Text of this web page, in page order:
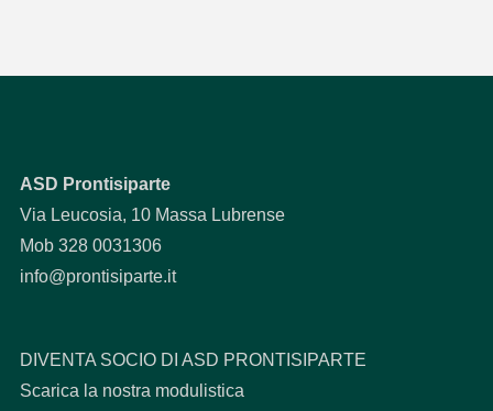
ASD Prontisiparte
Via Leucosia, 10 Massa Lubrense
Mob 328 0031306
info@prontisiparte.it
DIVENTA SOCIO DI ASD PRONTISIPARTE
Scarica la nostra modulistica